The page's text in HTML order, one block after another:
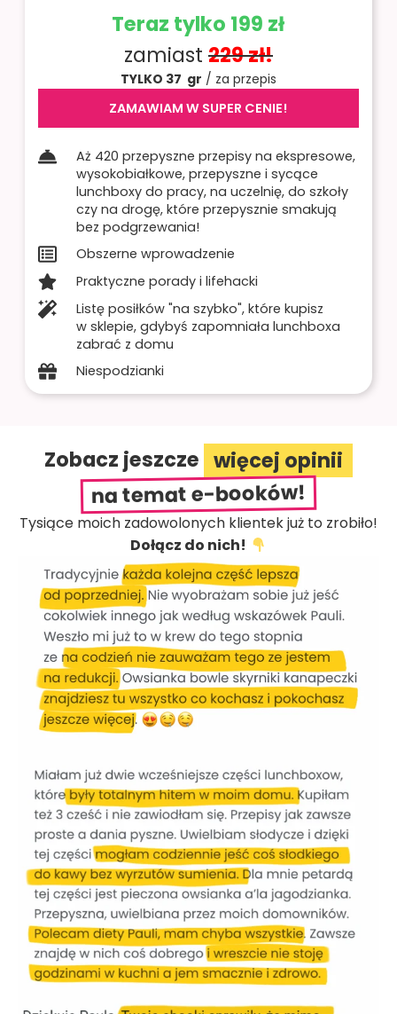
Teraz tylko 199 zł
zamiast 229 zł!
TYLKO 37 gr / za przepis
ZAMAWIAM W SUPER CENIE!
Aż 420 przepyszne przepisy na ekspresowe,
wysokobiałkowe, przepyszne i sycące
lunchboxy do pracy, na uczelnię, do szkoły
czy na drogę, które przepysznie smakują
bez podgrzewania!
Obszerne wprowadzenie
Praktyczne porady​ i lifehacki​
Listę posiłków "na szybko", które kupisz
w sklepie, gdybyś zapomniała lunchboxa
zabrać z domu
Niespodzianki
Zobacz jeszcze więcej opinii
na temat e-booków!
Tysiące moich zadowolonych klientek już to zrobiło!
Dołącz do nich!